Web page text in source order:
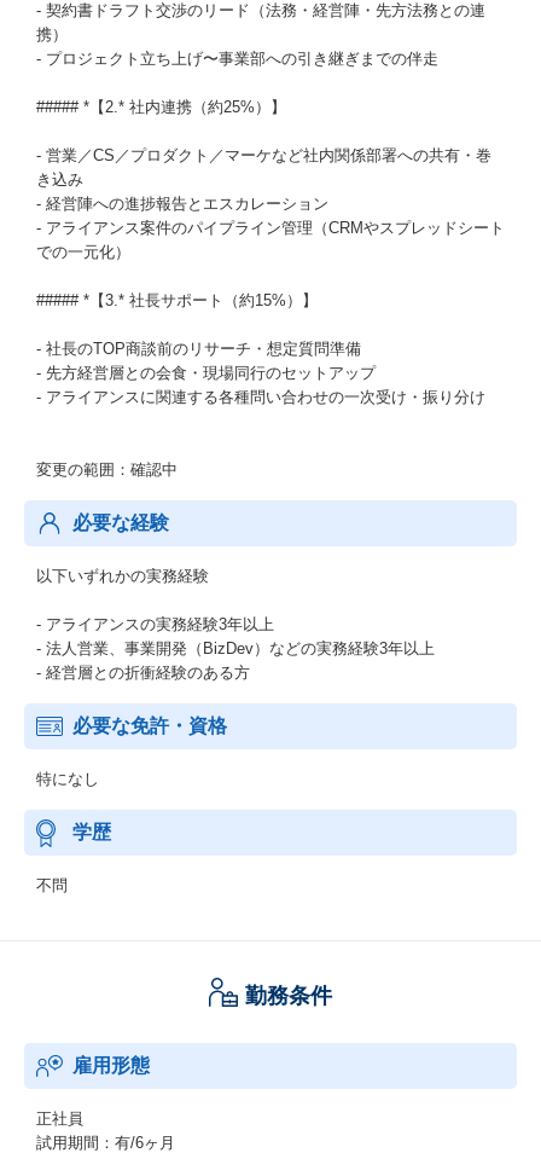
- 契約書ドラフト交渉のリード（法務・経営陣・先方法務との連
携）
- プロジェクト立ち上げ〜事業部への引き継ぎまでの伴走
##### *【2.* 社内連携（約25%）】
- 営業／CS／プロダクト／マーケなど社内関係部署への共有・巻
き込み
- 経営陣への進捗報告とエスカレーション
- アライアンス案件のパイプライン管理（CRMやスプレッドシート
での一元化）
##### *【3.* 社長サポート（約15%）】
- 社長のTOP商談前のリサーチ・想定質問準備
- 先方経営層との会食・現場同行のセットアップ
- アライアンスに関連する各種問い合わせの一次受け・振り分け
変更の範囲：確認中
必要な経験
以下いずれかの実務経験
- アライアンスの実務経験3年以上
- 法人営業、事業開発（BizDev）などの実務経験3年以上
- 経営層との折衝経験のある方
必要な免許・資格
特になし
学歴
不問
勤務条件
雇用形態
正社員
試用期間：有/6ヶ月